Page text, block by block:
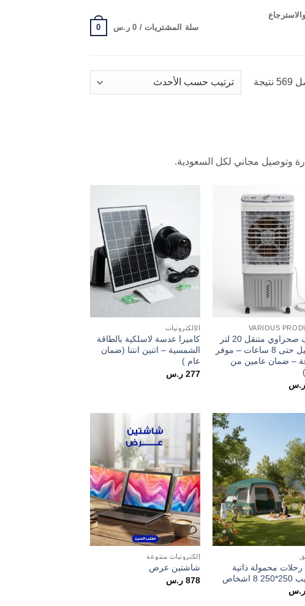
سلة المشتريات / 0 ر.س 0
تم
الفرز
وتوصيل مجاني لكل السعودية.
VARIOUS
مكيف صحراوي متنقل 20 لتر
(تشغيل حتى 8 ساعات – موفر
– ضمان عامين من
ر.س
Add to
wishlist
الإلكترونيات
كاميرا عدسة لاسلكية بالطاقة
الشمسية – اتنين انتنا (ضمان
عام )
277 ر.س
Add to
wishlist
محمولة ذاتية
اشخاص
ر.س
إلكترونيات متنوعة
شاشتين عرض
878 ر.س